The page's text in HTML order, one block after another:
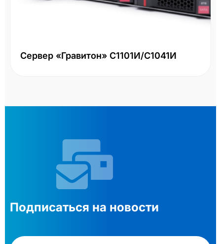
Сервер «Гравитон» С1101И/С1041И
Подписаться на новости